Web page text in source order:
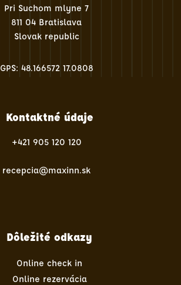
Pri Suchom mlyne 7
811 04 Bratislava
Slovak republic
GPS: 48.166572 17.0808
Kontaktné údaje
+421 905 120 120
recepcia@maxinn.sk
Dôležité odkazy
Online check in
Online rezervácia